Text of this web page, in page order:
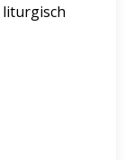
liturgisch